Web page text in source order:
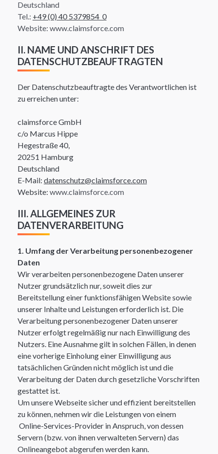
Deutschland
Tel.: +49 (0) 40 5379854 0
Website: www.claimsforce.com
II. NAME UND ANSCHRIFT DES
DATENSCHUTZBEAUFTRAGTEN
Der Datenschutzbeauftragte des Verantwortlichen ist
zu erreichen unter:
claimsforce GmbH
c/o Marcus Hippe
Hegestraße 40,
20251 Hamburg
Deutschland
E-Mail: datenschutz@claimsforce.com
Website: www.claimsforce.com
III. ALLGEMEINES ZUR
DATENVERARBEITUNG
1. Umfang der Verarbeitung personenbezogener
Daten
Wir verarbeiten personenbezogene Daten unserer
Nutzer grundsätzlich nur, soweit dies zur
Bereitstellung einer funktionsfähigen Website sowie
unserer Inhalte und Leistungen erforderlich ist. Die
Verarbeitung personenbezogener Daten unserer
Nutzer erfolgt regelmäßig nur nach Einwilligung des
Nutzers. Eine Ausnahme gilt in solchen Fällen, in denen
eine vorherige Einholung einer Einwilligung aus
tatsächlichen Gründen nicht möglich ist und die
Verarbeitung der Daten durch gesetzliche Vorschriften
gestattet ist.
Um unsere Webseite sicher und effizient bereitstellen
zu können, nehmen wir die Leistungen von einem
Online-Services-Provider in Anspruch, von dessen
Servern (bzw. von ihnen verwalteten Servern) das
Onlineangebot abgerufen werden kann.​